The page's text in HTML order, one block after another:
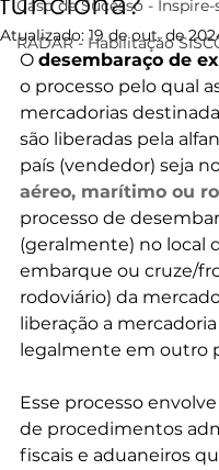
Caso de Sucesso - Inspire-
RADAR - Habilitação
Atualizado: 19 de out. de
O desembaraço de
o processo pelo qual
mercadorias
são liberadas pela
país (vendedor) seja
aéreo, marítimo ou
processo de
(geralmente) no local
embarque ou cruze/
rodoviário) da
liberação a
legalmente em outro
Esse processo
de procedimentos
fiscais e aduaneiros